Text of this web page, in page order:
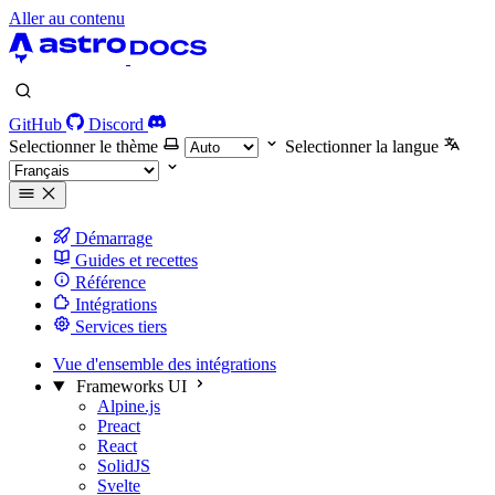
Aller au contenu
GitHub
Discord
Selectionner le thème
Selectionner la langue
Démarrage
Guides et recettes
Référence
Intégrations
Services tiers
Vue d'ensemble des intégrations
Frameworks UI
Alpine.js
Preact
React
SolidJS
Svelte